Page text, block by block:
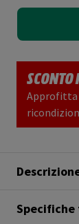
Approfitta